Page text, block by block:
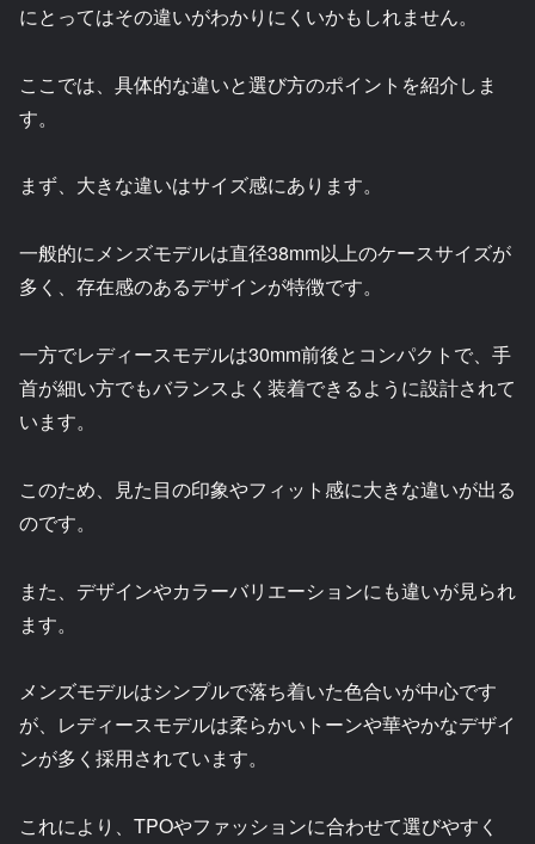
にとってはその違いがわかりにくいかもしれません。
ここでは、具体的な違いと選び方のポイントを紹介しま
す。
まず、大きな違いはサイズ感にあります。
一般的にメンズモデルは直径38mm以上のケースサイズが
多く、存在感のあるデザインが特徴です。
一方でレディースモデルは30mm前後とコンパクトで、手
首が細い方でもバランスよく装着できるように設計されて
います。
このため、見た目の印象やフィット感に大きな違いが出る
のです。
また、デザインやカラーバリエーションにも違いが見られ
ます。
メンズモデルはシンプルで落ち着いた色合いが中心です
が、レディースモデルは柔らかいトーンや華やかなデザイ
ンが多く採用されています。
これにより、TPOやファッションに合わせて選びやすく